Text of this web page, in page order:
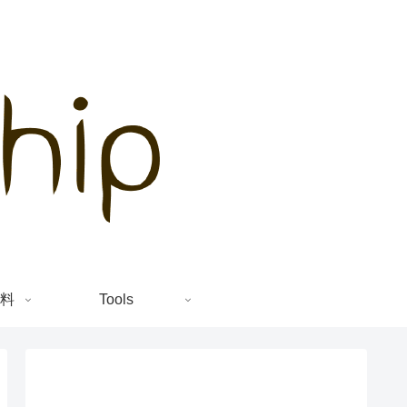
Tools